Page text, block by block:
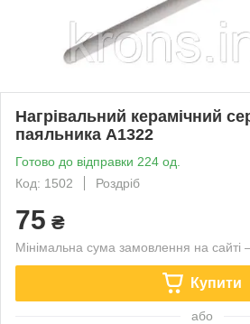
Нагрівальний керамічний
паяльника A1322
Готово до відправки 224 од.
Код: 1502
Роздріб
75 ₴
Мінімальна сума замовлення на
Купити
або